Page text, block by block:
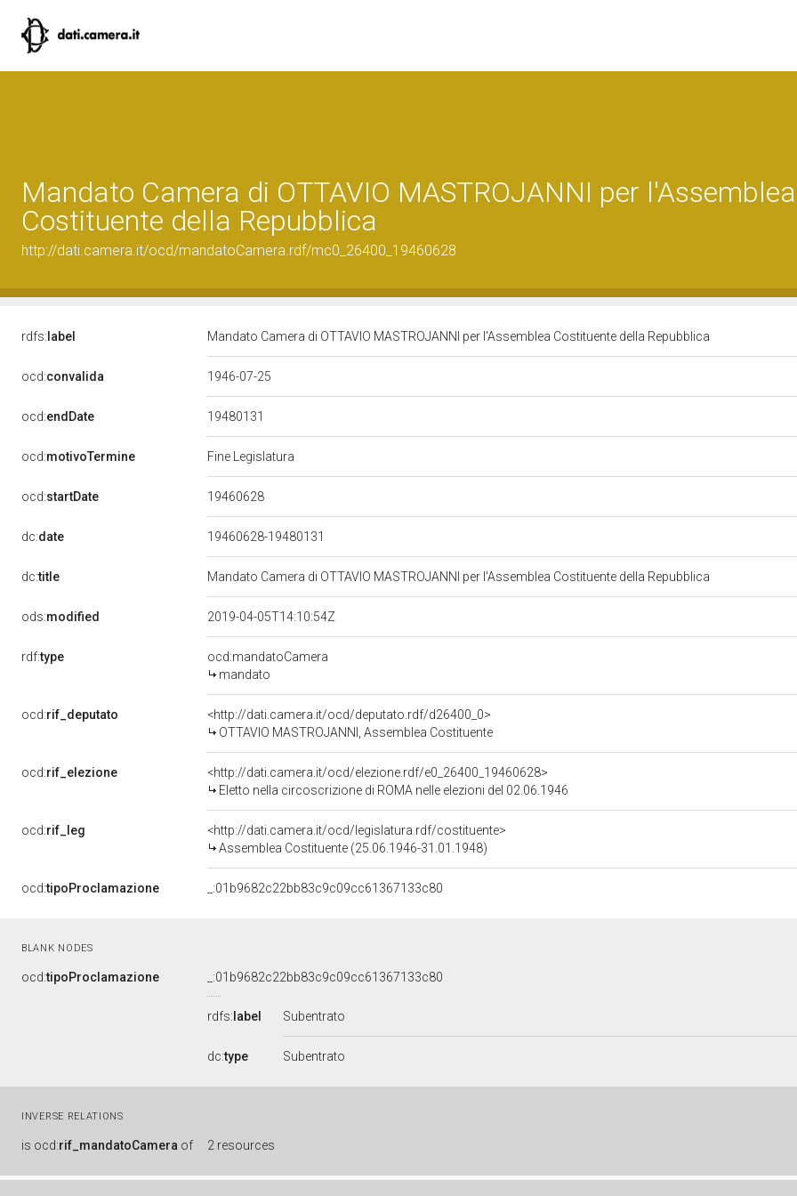
Mandato Camera di OTTAVIO MASTROJANNI per l'Assemblea
Costituente della Repubblica
http://dati.camera.it/ocd/mandatoCamera.rdf/mc0_26400_19460628
rdfs: label Mandato Camera di OTTAVIO MASTROJANNI per l'Assemblea Costituente della Repubblica
ocd:convalida 1946-07-25
ocd:endDate 19480131
ocd:motivoTermine Fine Legislatura
ocd:startDate 19460628
dc:date 19460628-19480131
dc:title Mandato Camera di OTTAVIO MASTROJANNI per l'Assemblea Costituente della Repubblica
ods:modified 2019-04-05T14:10:54Z
rdf:type
ocd:mandatoCamera
mandato
ocd:rif_deputato
<http://dati.camera.it/ocd/deputato.rdf/d26400_0>
OTTAVIO MASTROJANNI, Assemblea Costituente
ocd:rif_elezione
<http://dati.camera.it/ocd/elezione.rdf/e0_26400_19460628>
Eletto nella circoscrizione di ROMA nelle elezioni del 02.06.1946
ocd:rif_leg
<http://dati.camera.it/ocd/legislatura.rdf/costituente>
Assemblea Costituente (25.06.1946-31.01.1948)
ocd:tipoProclamazione _:01b9682c22bb83c9c09cc61367133c80
BLANK NODES
ocd:tipoProclamazione _:01b9682c22bb83c9c09cc61367133c80
rdfs: label Subentrato
dc:type Subentrato
INVERSE RELATIONS
is ocd:rif_mandatoCamera of 2 resources